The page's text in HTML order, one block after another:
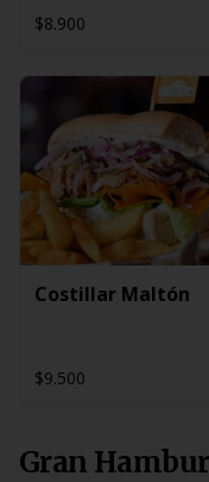
$8.900
Costillar Maltón
$9.500
Gran